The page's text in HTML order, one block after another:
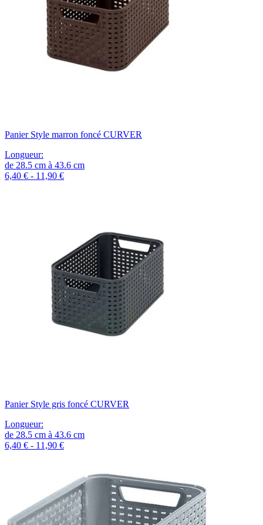
Panier Style marron foncé CURVER
Longueur:
de 28.5 cm à 43.6 cm
6,40 € - 11,90 €
Panier Style gris foncé CURVER
Longueur:
de 28.5 cm à 43.6 cm
6,40 € - 11,90 €